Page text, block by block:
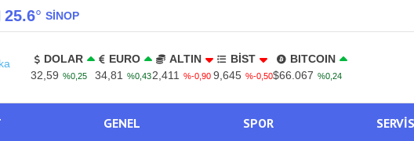
25.6° SINOP
DOLAR
32,59 %0,25
EURO
34,81
%0,43
ALTIN
2,411
%-0,90
BİST
9,645 %-0,50
BITCOIN
$66.067 %0,24
GENEL SPOR